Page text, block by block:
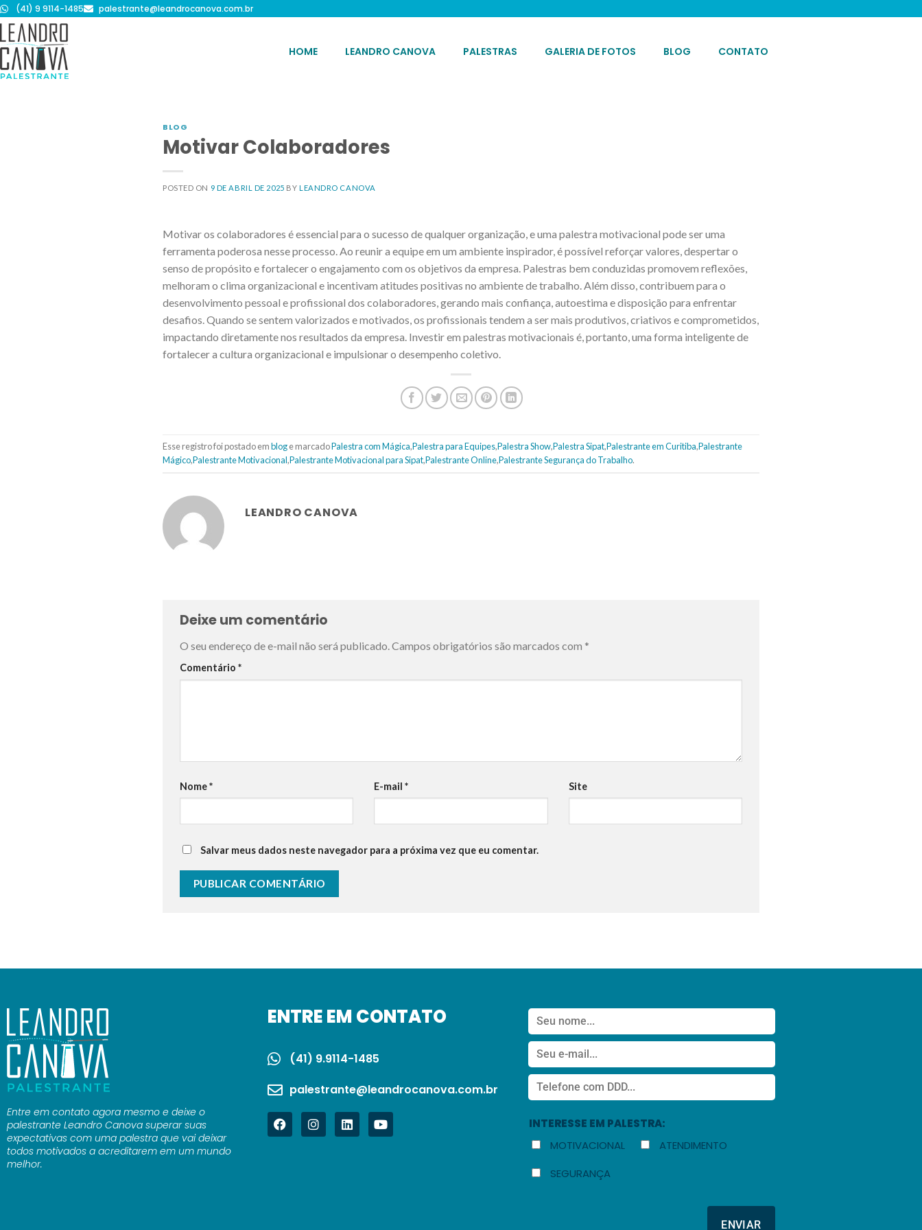
(41) 9 9114-1485 palestrante@leandrocanova.com.br
HOME LEANDRO CANOVA PALESTRAS GALERIA DE FOTOS BLOG CONTATO
BLOG
Motivar Colaboradores
POSTED ON 9 DE ABRIL DE 2025 BY LEANDRO CANOVA
Motivar os colaboradores é essencial para o sucesso de qualquer organização, e uma palestra motivacional pode ser uma
ferramenta poderosa nesse processo. Ao reunir a equipe em um ambiente inspirador, é possível reforçar valores, despertar o
senso de propósito e fortalecer o engajamento com os objetivos da empresa. Palestras bem conduzidas promovem reflexões,
melhoram o clima organizacional e incentivam atitudes positivas no ambiente de trabalho. Além disso, contribuem para o
desenvolvimento pessoal e profissional dos colaboradores, gerando mais confiança, autoestima e disposição para enfrentar
desafios. Quando se sentem valorizados e motivados, os profissionais tendem a ser mais produtivos, criativos e comprometidos,
impactando diretamente nos resultados da empresa. Investir em palestras motivacionais é, portanto, uma forma inteligente de
fortalecer a cultura organizacional e impulsionar o desempenho coletivo.
Esse registro foi postado embloge marcadoPalestra com Mágica,Palestra para Equipes,Palestra Show,Palestra Sipat,Palestrante em Curitiba,Palestrante
Mágico,Palestrante Motivacional,Palestrante Motivacional para Sipat,Palestrante Online,Palestrante Segurança do Trabalho.
LEANDRO CANOVA
Deixe um comentário
O seu endereço de e-mail não será publicado.Campos obrigatórios são marcados com *
Comentário *
Nome* E-mail* Site
Salvar meus dados neste navegador para a próxima vez que eu comentar.
Entre em contato agora mesmo e deixe o
palestrante Leandro Canova superar suas
expectativas com uma palestra que vai deixar
todos motivados a acreditarem em um mundo
melhor.
ENTRE EM CONTATO
(41) 9.9114-1485
palestrante@leandrocanova.com.br
INTERESSE EM PALESTRA:
MOTIVACIONAL
ATENDIMENTO
SEGURANÇA